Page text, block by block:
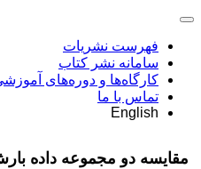
فهرست نشریات
سامانه نشر کتاب
کارگاه‌ها و دوره‌های
تماس با ما
English
مقایسه دو مجموعه داده